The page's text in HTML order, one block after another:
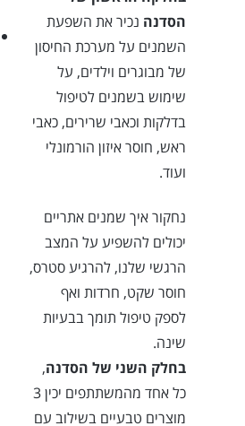
הסדנה נכיר את השפעת
השמנים על מערכת החיסון
של מבוגרים וילדים, על
שימוש בשמנים לטיפול
בדלקות וכאבי שרירים, כאבי
ראש, חוסר איזון הורמונלי
ועוד.
נחקור איך שמנים אתריים
יכולים להשפיע על המצב
הרגשי שלנו, להרגיע סטרס,
חוסר שקט, חרדות ואף
לספק טיפול תומך בבעיות
שינה.
בחלק השני של הסדנה,
כל אחד מהמשתתפים יכין 3
מוצרים טבעיים בשילוב עם